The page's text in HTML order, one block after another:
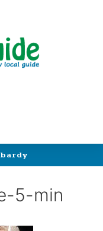
5-min